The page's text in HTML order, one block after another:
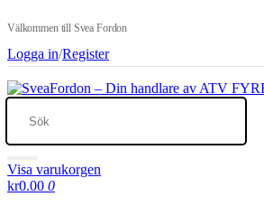
Välkommen till Svea Fordon
Logga in/Register
Visa varukorgen
kr0.00 0